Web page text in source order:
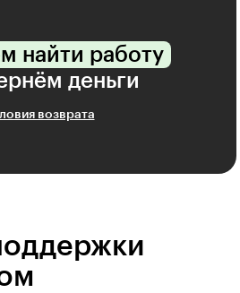
найти работу
деньги
возврата